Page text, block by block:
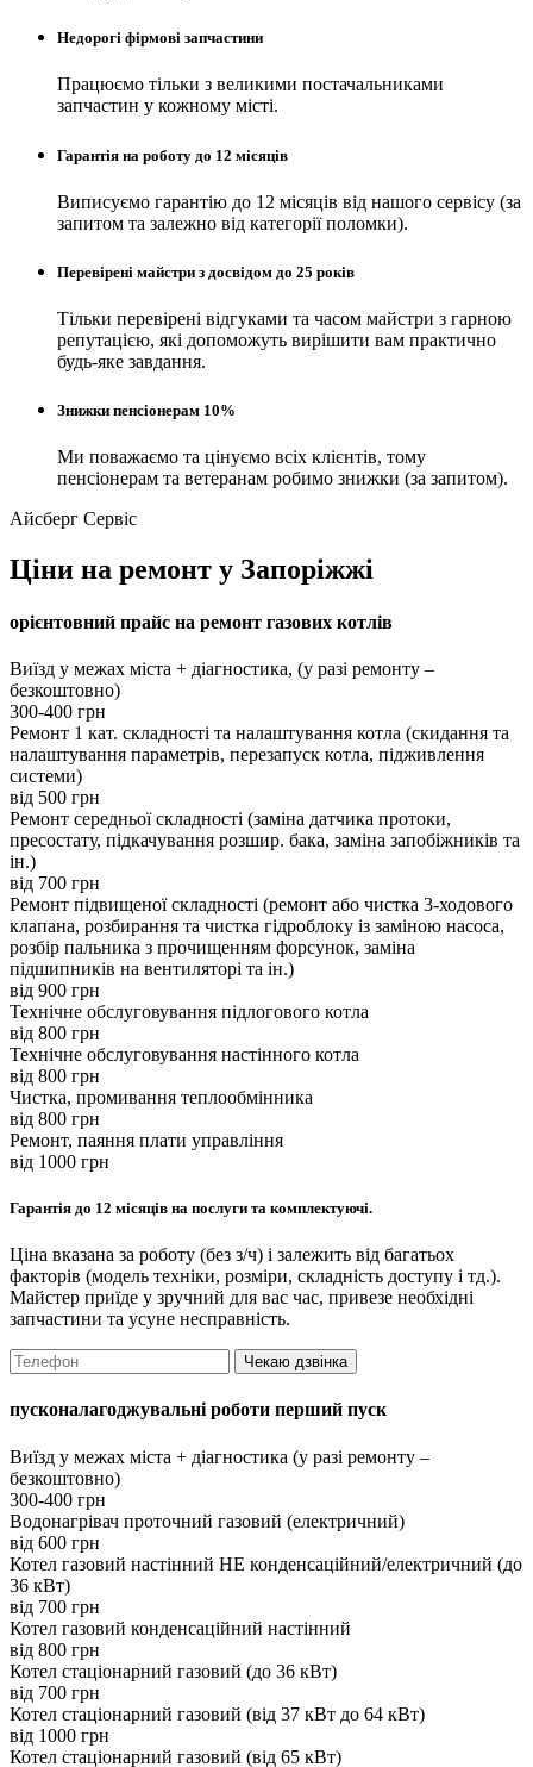
Недорогі фірмові запчастини
Працюємо тільки з великими постачальниками
запчастин у кожному місті.
Гарантія на роботу до 12 місяців
Виписуємо гарантію до 12 місяців від нашого сервісу (за
запитом та залежно від категорії поломки).
Перевірені майстри з досвідом до 25 років
Тільки перевірені відгуками та часом майстри з гарною
репутацією, які допоможуть вирішити вам практично
будь-яке завдання.
Знижки пенсіонерам 10%
Ми поважаємо та цінуємо всіх клієнтів, тому
пенсіонерам та ветеранам робимо знижки (за запитом).
Айсберг Сервіс
Ціни на ремонт у Запоріжжі
орієнтовний прайс на ремонт газових котлів
Виїзд у межах міста + діагностика, (у разі ремонту –
безкоштовно)
300-400 грн
Ремонт 1 кат. складності та налаштування котла (скидання та
налаштування параметрів, перезапуск котла, підживлення
системи)
вiд 500 грн
Ремонт середньої складності (заміна датчика протоки,
пресостату, підкачування розшир. бака, заміна запобіжників та
ін.)
вiд 700 грн
Ремонт підвищеної складності (ремонт або чистка 3-ходового
клапана, розбирання та чистка гідроблоку із заміною насоса,
розбір пальника з прочищенням форсунок, заміна
підшипників на вентиляторі та ін.)
вiд 900 грн
Технічне обслуговування підлогового котла
вiд 800 грн
Технічне обслуговування настінного котла
вiд 800 грн
Чистка, промивання теплообмінника
вiд 800 грн
Ремонт, паяння плати управління
вiд 1000 грн
Гарантія до 12 місяців на послуги та комплектуючі.
Ціна вказана за роботу (без з/ч) і залежить від багатьох
факторів (модель техніки, розміри, складність доступу і тд.).
Майстер приїде у зручний для вас час, привезе необхідні
запчастини та усуне несправність.
Чекаю дзвінка
пусконалагоджувальні роботи перший пуск
Виїзд у межах міста + діагностика (у разі ремонту –
безкоштовно)
300-400 грн
Водонагрівач проточний газовий (електричний)
вiд 600 грн
Котел газовий настінний НЕ конденсаційний/електричний (до
36 кВт)
вiд 700 грн
Котел газовий конденсаційний настінний
вiд 800 грн
Котел стаціонарний газовий (до 36 кВт)
вiд 700 грн
Котел стаціонарний газовий (від 37 кВт до 64 кВт)
вiд 1000 грн
Котел стаціонарний газовий (від 65 кВт)